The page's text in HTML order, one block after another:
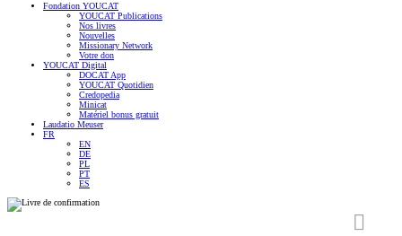
Fondation YOUCAT
YOUCAT Publications
Nos livres
Nouvelles
Missionary Network
Votre don
YOUCAT Digital
DOCAT App
YOUCAT Quotidien
Credopedia
Minicat
Matériel bonus gratuit
Laudatio Meuser
FR
EN
DE
PL
PT
ES